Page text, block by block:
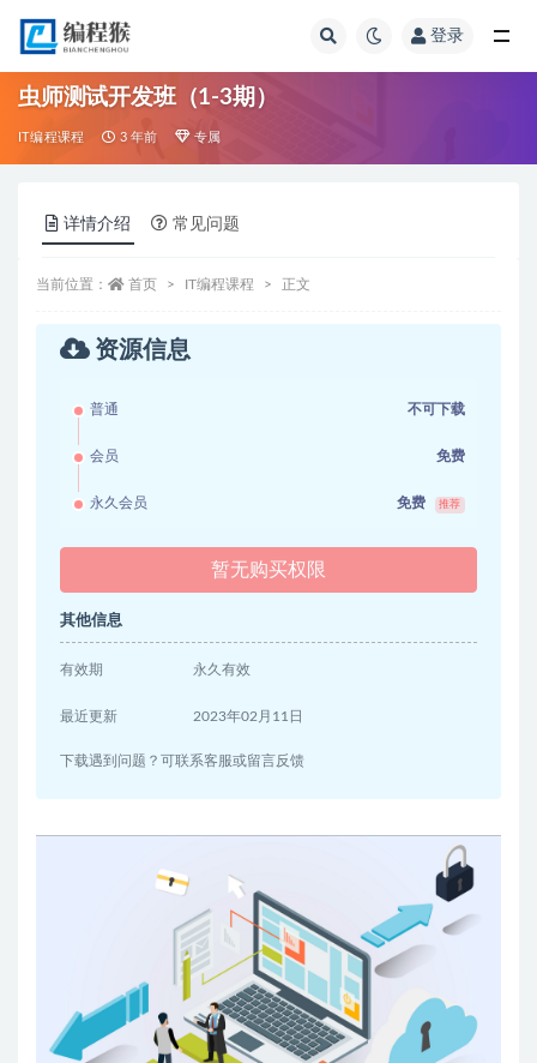
登录
虫师测试开发班（1-3期）
IT编程课程 3 年前 专属
详情介绍 常见问题
当前位置： 首页 IT编程课程 正文
资源信息
普通 不可下载
会员 免费
永久会员 免费 推荐
暂无购买权限
其他信息
有效期 永久有效
最近更新 2023年02月11日
下载遇到问题？可联系客服或留言反馈